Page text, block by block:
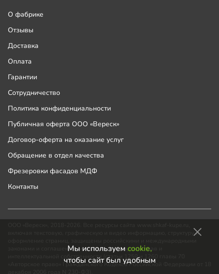
Мы используем cookie,
чтобы сайт был удобным
О фабрике
Отзывы
Доставка
Оплата
Гарантии
Сотрудничество
Политика конфиденциальности
Публичная оферта ООО «Вереск»
Договор-оферта на оказание услуг
Обращение в отдел качества
Фрезеровки фасадов МДФ
Контакты
включая текстовую, графическую и видео информацию, структуру и
законами и соглашениями об охране авторских прав и
интеллектуальной собственности (статьи 1259 и 1260 главы 70
«Авторское право» Гражданского Кодекса Российской Федерации от 18